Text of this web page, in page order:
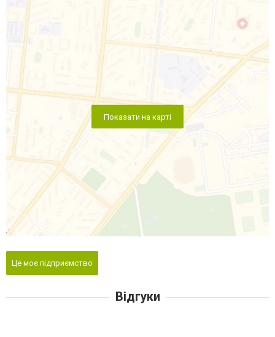
Показати на карті
Це моє підприємство
Відгуки